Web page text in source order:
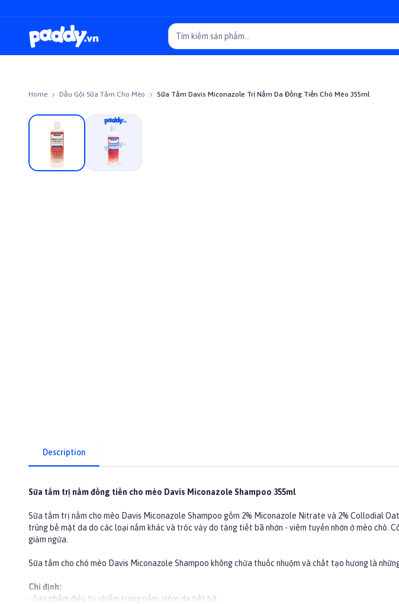
Home Dầu Gội Sữa Tắm Cho Mèo Sữa Tắm Davis Miconazole Trị Nấm Da Đồng Tiền Chó Mèo 355ml
On sale
Description
Sữa tắm trị nấm đồng tiền cho mèo Davis Miconazole Shampoo 355ml
Sữa tắm trị nấm cho mèo Davis Miconazole Shampoo gồm 2% Miconazole Nitrate và 2% Collodial
trùng bề mặt da do các loại nấm khác và tróc vảy do tăng tiết bã nhờn - viêm tuyến nhờn ở mèo chó.
giảm ngứa.
Sữa tắm cho chó mèo Davis Miconazole Shampoo không chứa thuốc nhuộm và chất tạo hương là
Chỉ định:
- Sản phẩm điều trị nhiễm trùng nấm, viêm da tiết bã.